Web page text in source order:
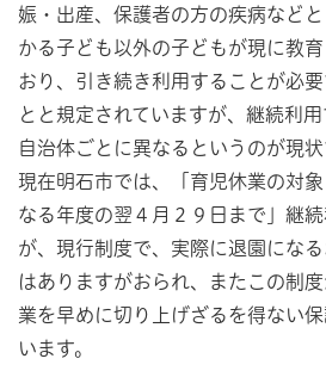
娠・出産、保護者の方の疾病など
かる子ども以外の子どもが現に教
おり、引き続き利用することが必
とと規定されていますが、継続利
自治体ごとに異なるというのが現状
現在明石市では、「育児休業の対
なる年度の翌４月２９日まで」継
が、現行制度で、実際に退園にな
はありますがおられ、またこの制
業を早めに切り上げざるを得ない
います。